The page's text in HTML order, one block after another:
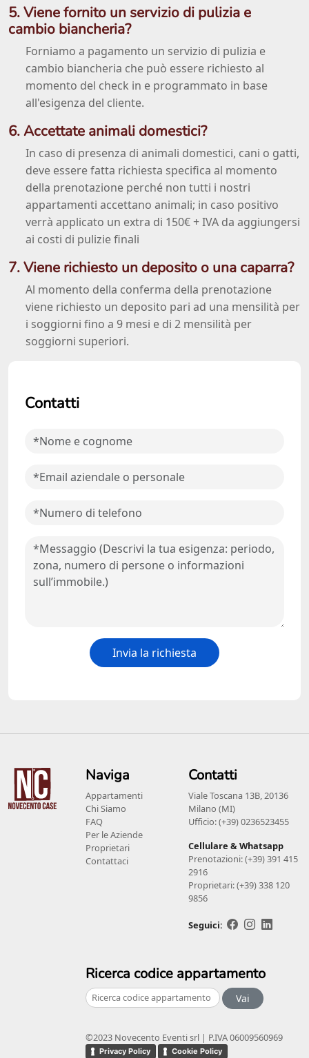
5. Viene fornito un servizio di pulizia e
cambio biancheria?
Forniamo a pagamento un servizio di pulizia e
cambio biancheria che può essere richiesto al
momento del check in e programmato in base
all'esigenza del cliente.
6. Accettate animali domestici?
In caso di presenza di animali domestici, cani o gatti,
deve essere fatta richiesta specifica al momento
della prenotazione perché non tutti i nostri
appartamenti accettano animali; in caso positivo
verrà applicato un extra di 150€ + IVA da aggiungersi
ai costi di pulizie finali
7. Viene richiesto un deposito o una caparra?
Al momento della conferma della prenotazione
viene richiesto un deposito pari ad una mensilità per
i soggiorni fino a 9 mesi e di 2 mensilità per
soggiorni superiori.
Contatti
Invia la richiesta
Naviga
Appartamenti
Chi Siamo
FAQ
Per le Aziende
Proprietari
Contattaci
Contatti
Viale Toscana 13B, 20136
Milano (MI)
Ufficio: (+39) 0236523455
Cellulare & Whatsapp
Prenotazioni: (+39) 391 415
2916
Proprietari: (+39) 338 120
9856
Seguici:
Ricerca codice appartamento
Vai
©2023 Novecento Eventi srl | P.IVA 06009560969
Privacy Policy Cookie Policy